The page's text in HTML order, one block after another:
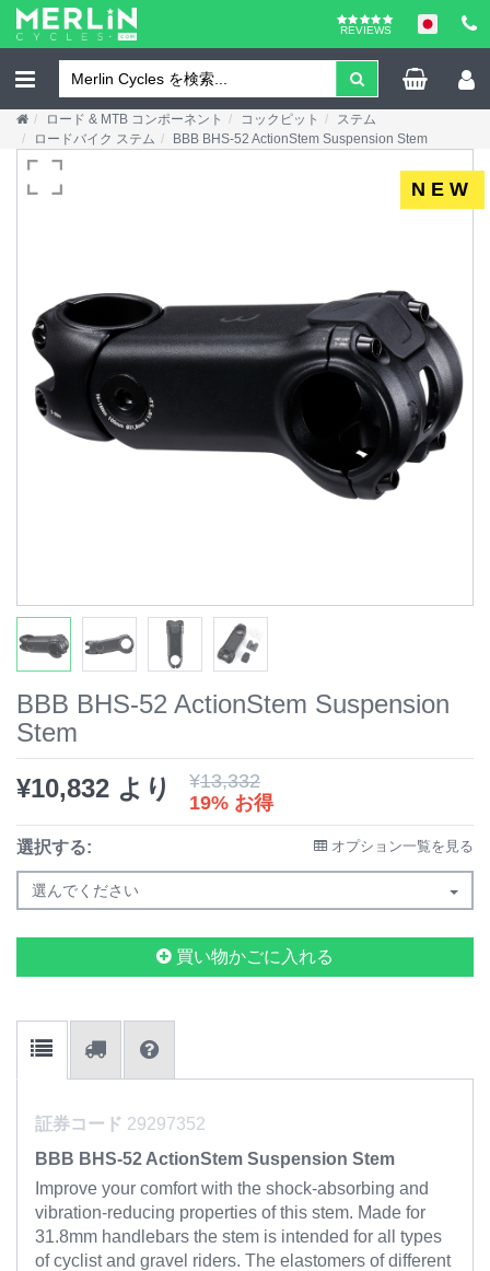
REVIEWS
ロード & MTB コンポーネント コックピット
ステム
ロードバイク ステム
BBB BHS-52 ActionStem Suspension Stem
NEW
BBB BHS-52 ActionStem Suspension
Stem
¥10,832 より ¥13,332
19% お得
選択する: オプション一覧を見る
選んでください
買い物かごに入れる
証券コード 29297352
BBB BHS-52 ActionStem Suspension Stem
Improve your comfort with the shock-absorbing and
vibration-reducing properties of this stem. Made for
31.8mm handlebars the stem is intended for all types
of cyclist and gravel riders. The elastomers of different